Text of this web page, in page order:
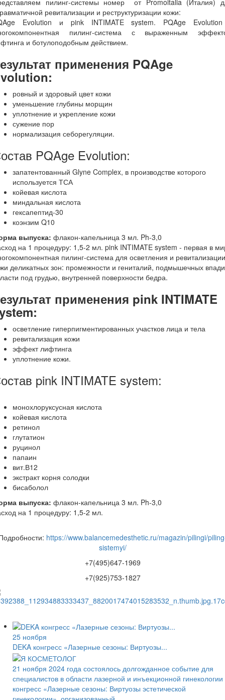
пилинг-системы номер от Promoitalia (Италия)
ревитализации и реструктуризации кожи:
Evolution и pink INTIMATE system. PQAge
пилинг-система с выраженным
и ботулоподобным действием.⠀
применения PQAge
:
ровный и здоровый цвет кожи
уменьшение глубины морщин
уплотнение и укрепление кожи
сужение пор
нормализация себорегуляции.
PQAge Evolution:
запатентованный Glyne Complex, в производстве которого
используется ТСА
койевая кислота
миндальная кислота
гексапептид-30
коэнзим Q10
выпуска: флакон-капельница 3 мл. Ph-3,0
на 1 процедуру: 1,5-2 мл. pink INTIMATE system - первая в
пилинг-система для осветления и ревитализации
деликатных зон: промежности и гениталий, подмышечных
под грудью, внутренней поверхности бедра.
применения pink INTIMATE
:
осветление гиперпигментированных участков лица и тела
ревитализация кожи
эффект лифтинга
уплотнение кожи.⠀
pink INTIMATE system:
монохлоруксусная кислота
койевая кислота
ретинол
глутатион
руцинол
папаин
вит.В12
экстракт корня солодки
бисаболол
выпуска: флакон-капельница 3 мл. Ph-3,0
на 1 процедуру: 1,5-2 мл.
https://www.balancemedesthetic.ru/magazin/pilingi/
sistemyi/
+7(495)647-1969
+7(925)753-1827
25 ноября
DEKA конгресс «Лазерные сезоны: Виртуозы...
21 ноября 2024 года состоялось долгожданное событие для
специалистов в области лазерной и инъекционной гинекологии
конгресс «Лазерные сезоны: Виртуозы эстетической